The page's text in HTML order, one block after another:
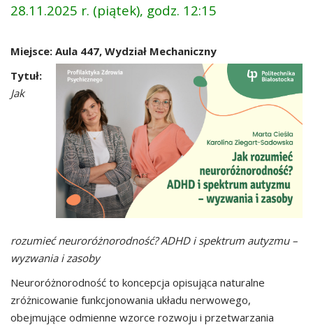
28.11.2025 r. (piątek), godz. 12:15
Miejsce: Aula 447, Wydział Mechaniczny
Tytuł:
Jak
rozumieć neuroróżnorodność? ADHD i spektrum autyzmu –
wyzwania i zasoby
Neuroróżnorodność to koncepcja opisująca naturalne
zróżnicowanie funkcjonowania układu nerwowego,
obejmujące odmienne wzorce rozwoju i przetwarzania